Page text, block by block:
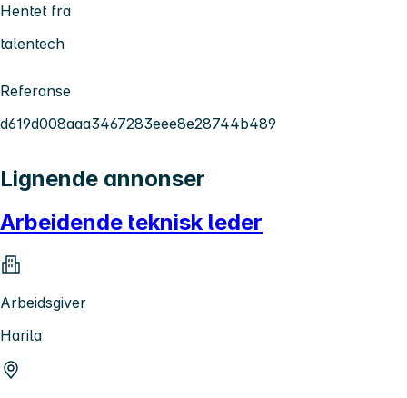
Hentet fra
talentech
Referanse
d619d008aaa3467283eee8e28744b489
Lignende annonser
Arbeidende teknisk leder
Arbeidsgiver
Harila